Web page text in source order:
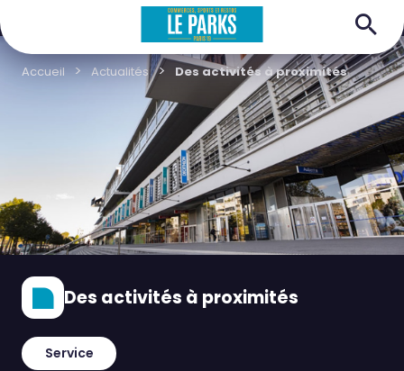
Accueil Actualités Des activités à proximités
Des activités à proximités
Service